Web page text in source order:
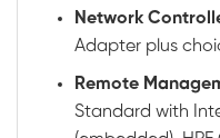
Network
Adapter plus
Remote
Standard with